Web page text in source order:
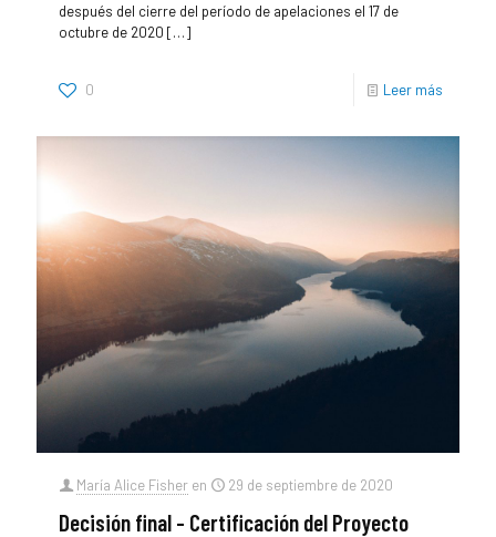
después del cierre del período de apelaciones el 17 de
octubre de 2020 […]
0 Leer más
María Alice Fisher en 29 de septiembre de 2020
Decisión final - Certificación del Proyecto